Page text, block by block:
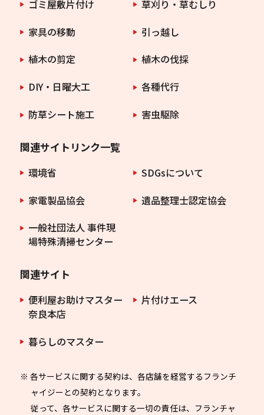
ゴミ屋敷片付け
草刈り・草むしり
家具の移動
引っ越し
植木の剪定
植木の伐採
DIY・日曜大工
各種代行
防草シート施工
害虫駆除
関連サイトリンク一覧
環境省
SDGsについて
家電製品協会
遺品整理士認定協会
一般社団法人 事件現
場特殊清掃センター
関連サイト
便利屋お助けマスター
奈良本店
片付けエース
暮らしのマスター
※ 各サービスに関する契約は、各店舗を経営するフランチ
ャイジーとの契約となります。
従って、各サービスに関する一切の責任は、フランチャ